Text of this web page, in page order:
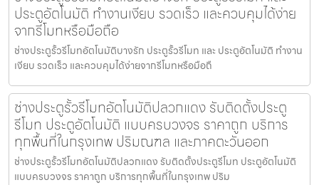
ประตูอัตโนมัติ ทำงานเงียบ รวดเร็ว และควบคุมได้ง่าย
จากรีโมทหรือมือถือ
ช่างประตูรั้วรีโมทอัตโนมัติบางรัก ประตูรั้วรีโมท และ ประตูอัตโนมัติ ทำงาน
เงียบ รวดเร็ว และควบคุมได้ง่ายจากรีโมทหรือมือถื
ช่างประตูรั้วรีโมทอัตโนมัติปลวกแดง รับติดตั้งประตู
รีโมท ประตูอัตโนมัติ แบบครบวงจร ราคาถูก บริการ
ทุกพื้นที่ในกรุงเทพ ปริมณฑล และภาคตะวันออก
ช่างประตูรั้วรีโมทอัตโนมัติปลวกแดง รับติดตั้งประตูรีโมท ประตูอัตโนมัติ
แบบครบวงจร ราคาถูก บริการทุกพื้นที่ในกรุงเทพ ปริม